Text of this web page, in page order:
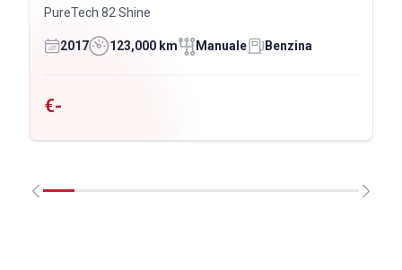
PureTech 82 Shine
2017 123,000 km Manuale Benzina
€-